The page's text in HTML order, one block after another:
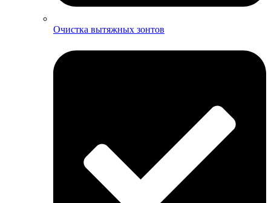
Очистка вытяжных зонтов